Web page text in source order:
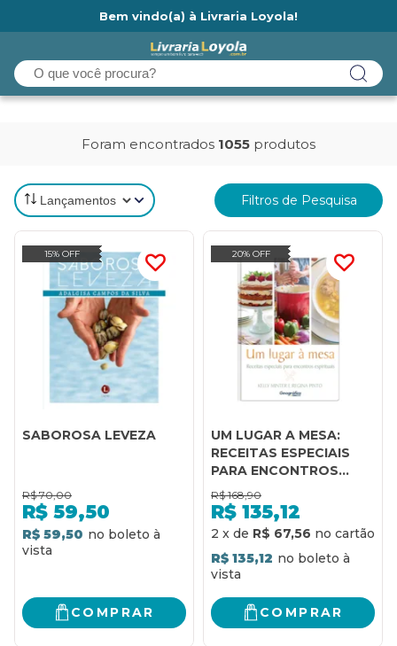
Bem vindo(a) à Livraria Loyola!
Foram encontrados 1055 produtos
Filtros de Pesquisa
15% OFF
SABOROSA LEVEZA
R$ 70,00
R$ 59,50
R$ 59,50
COMPRAR
20% OFF
UM LUGAR A MESA:
RECEITAS ESPECIAIS
PARA ENCONTROS
ESPIRITUAIS
R$ 168,90
R$ 135,12
2 x de R$ 67,56
R$ 135,12
COMPRAR